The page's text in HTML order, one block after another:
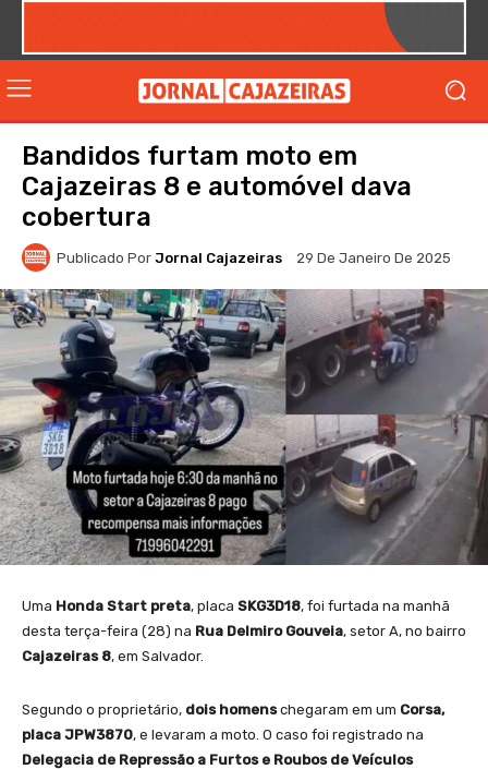
Bandidos furtam moto em
Cajazeiras 8 e automóvel dava
cobertura
Publicado Por Jornal Cajazeiras 29 De Janeiro De 2025
Uma Honda Start preta, placa SKG3D18, foi furtada na manhã
desta terça-feira (28) na Rua Delmiro Gouveia, setor A, no bairro
Cajazeiras 8, em Salvador.
Segundo o proprietário, dois homenschegaram em um Corsa,
placa JPW3870, e levaram a moto. O caso foi registrado na
Delegacia de Repressão a Furtos e Roubos de Veículos